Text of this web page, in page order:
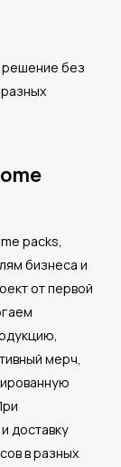
решение без
packs,
бизнеса и
от первой
мерч,
доставку
в разных